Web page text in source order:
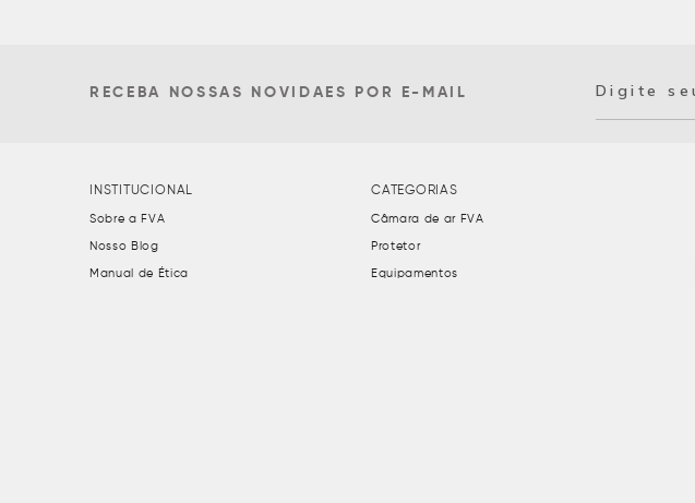
RECEBA NOSSAS NOVIDAES POR E-MAIL
INSTITUCIONAL
Sobre a FVA
Nosso Blog
Manual de Ética
CATEGORIAS
Câmara de ar FVA
Protetor
Equipamentos